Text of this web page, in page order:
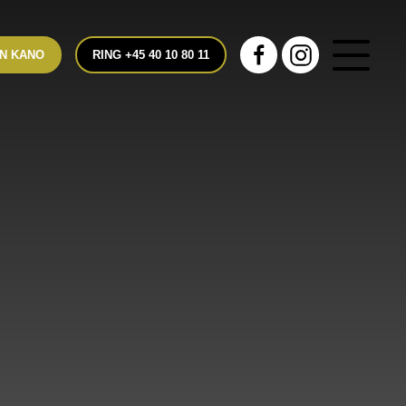
KANO RING +45 40 10 80 11